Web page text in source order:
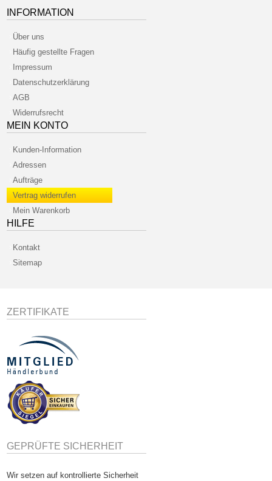
INFORMATION
Über uns
Häufig gestellte Fragen
Impressum
Datenschutzerklärung
AGB
Widerrufsrecht
MEIN KONTO
Kunden-Information
Adressen
Aufträge
Vertrag widerrufen
Mein Warenkorb
HILFE
Kontakt
Sitemap
ZERTIFIKATE
GEPRÜFTE SICHERHEIT
Wir setzen auf kontrollierte Sicherheit